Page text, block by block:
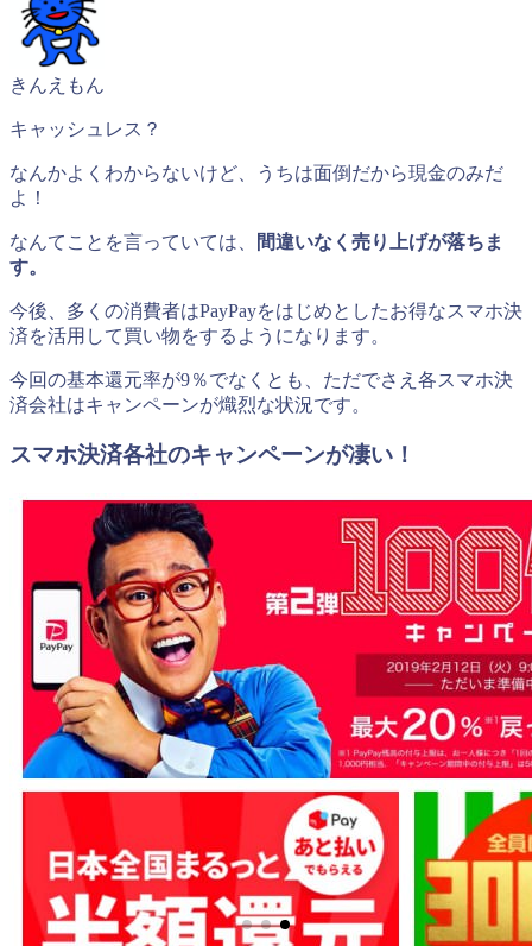
きんえもん
キャッシュレス？
なんかよくわからないけど、うちは面倒だから現金のみだ
よ！
なんてことを言っていては、
間違いなく売り上げが落ちま
す。
今後、多くの消費者はPayPayをはじめとしたお得なスマホ決
済を活用して買い物をするようになります。
今回の基本還元率が9％でなくとも、ただでさえ各スマホ決
済会社はキャンペーンが熾烈な状況です。
スマホ決済各社のキャンペーンが凄い！